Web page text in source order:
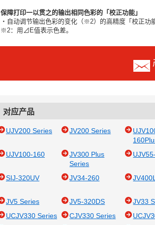
保障打印一以贯之的输出相同色彩的「校正功能」
・自动调节输出色彩的变化（※2）的高精度「校正功
※2：用⊿E值表示色差。
对应产品
UJV200 Series JV200 Series
UJV100-160
JV300 Plus
Series
SIJ-320UV JV34-260
JV5 Series JV5-320DS JV33
UCJV330 Series
CJV330 Series